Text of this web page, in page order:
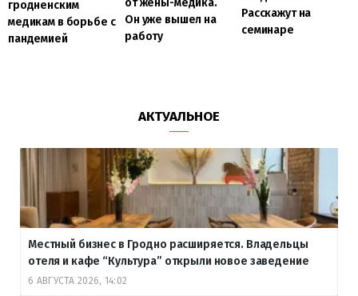
гродненским
медикам в борьбе с
пандемией
Он уже вышел на
работу
Расскажут на
семинаре
АКТУАЛЬНОЕ
Местный бизнес в Гродно расширяется. Владельцы
отеля и кафе “Культура” открыли новое заведение
6 АВГУСТА 2026, 14:02